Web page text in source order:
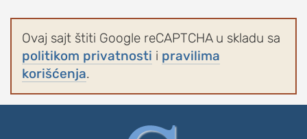
Ovaj sajt štiti Google reCAPTCHA u skladu sa
politikom privatnosti i pravilima
korišćenja.